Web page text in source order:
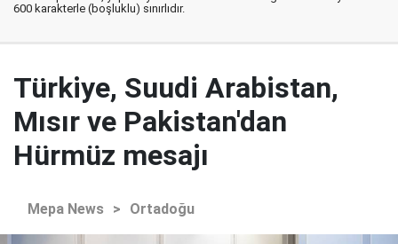
600 karakterle (boşluklu) sınırlıdır.
Türkiye, Suudi Arabistan,
Mısır ve Pakistan'dan
Hürmüz mesajı
Mepa News > Ortadoğu